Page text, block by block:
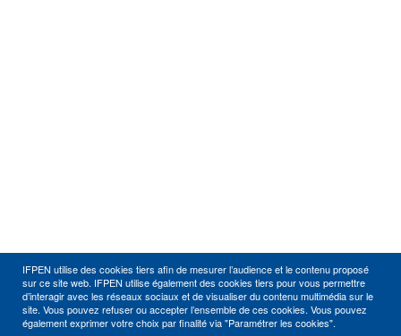
IFPEN utilise des cookies tiers afin de mesurer l’audience et le contenu proposé
sur ce site web. IFPEN utilise également des cookies tiers pour vous permettre
d’interagir avec les réseaux sociaux et de visualiser du contenu multimédia sur le
site. Vous pouvez refuser ou accepter l’ensemble de ces cookies. Vous pouvez
également exprimer votre choix par finalité via "Paramétrer les cookies".